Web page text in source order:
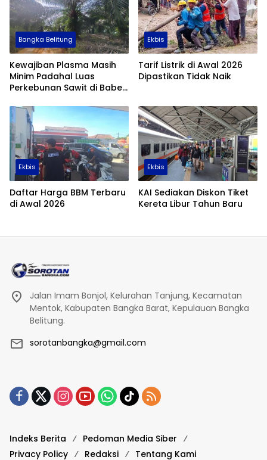
Bangka Belitung
Kewajiban Plasma Masih
Minim Padahal Luas
Perkebunan Sawit di Babel
Ekbis
Tarif Listrik di Awal 2026
Dipastikan Tidak Naik
Ekbis
Daftar Harga BBM Terbaru
di Awal 2026
Ekbis
KAI Sediakan Diskon Tiket
Kereta Libur Tahun Baru
Jalan Imam Bonjol, Kelurahan Tanjung, Kecamatan
Mentok, Kabupaten Bangka Barat, Kepulauan Bangka
Belitung.
sorotanbangka@gmail.com
Indeks Berita
Pedoman Media Siber
Privacy Policy
Redaksi Tentang Kami